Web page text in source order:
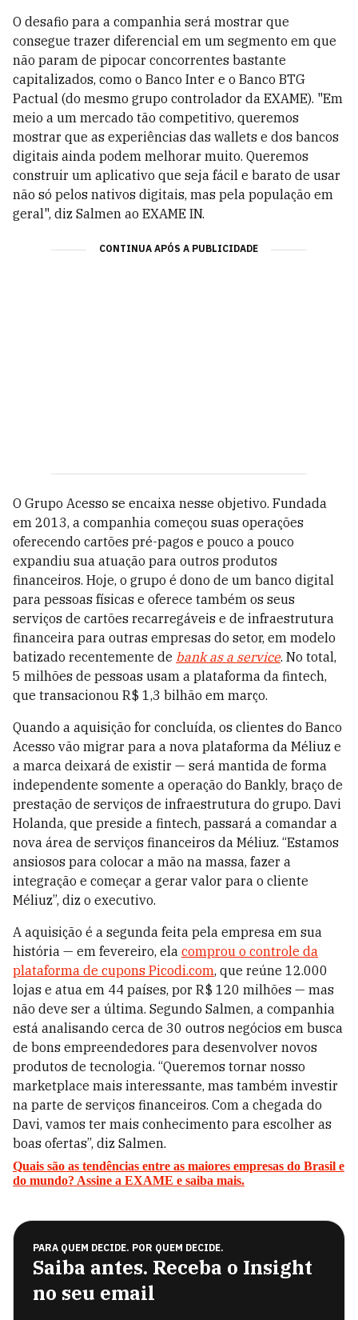
O desafio para a companhia será mostrar que
consegue trazer diferencial em um segmento em que
não param de pipocar concorrentes bastante
capitalizados, como o Banco Inter e o Banco BTG
Pactual (do mesmo grupo controlador da EXAME). "Em
meio a um mercado tão competitivo, queremos
mostrar que as experiências das wallets e dos bancos
digitais ainda podem melhorar muito. Queremos
construir um aplicativo que seja fácil e barato de usar
não só pelos nativos digitais, mas pela população em
geral", diz Salmen ao EXAME IN.
CONTINUA APÓS A PUBLICIDADE
O Grupo Acesso se encaixa nesse objetivo. Fundada
em 2013, a companhia começou suas operações
oferecendo cartões pré-pagos e pouco a pouco
expandiu sua atuação para outros produtos
financeiros. Hoje, o grupo é dono de um banco digital
para pessoas físicas e oferece também os seus
serviços de cartões recarregáveis e de infraestrutura
financeira para outras empresas do setor, em modelo
batizado recentemente de bank as a service. No total,
5 milhões de pessoas usam a plataforma da fintech,
que transacionou R$ 1,3 bilhão em março.
Quando a aquisição for concluída, os clientes do Banco
Acesso vão migrar para a nova plataforma da Méliuz e
a marca deixará de existir — será mantida de forma
independente somente a operação do Bankly, braço de
prestação de serviços de infraestrutura do grupo. Davi
Holanda, que preside a fintech, passará a comandar a
nova área de serviços financeiros da Méliuz. “Estamos
ansiosos para colocar a mão na massa, fazer a
integração e começar a gerar valor para o cliente
Méliuz”, diz o executivo.
A aquisição é a segunda feita pela empresa em sua
história — em fevereiro, ela comprou o controle da
plataforma de cupons Picodi.com, que reúne 12.000
lojas e atua em 44 países, por R$ 120 milhões — mas
não deve ser a última. Segundo Salmen, a companhia
está analisando cerca de 30 outros negócios em busca
de bons empreendedores para desenvolver novos
produtos de tecnologia. “Queremos tornar nosso
marketplace mais interessante, mas também investir
na parte de serviços financeiros. Com a chegada do
Davi, vamos ter mais conhecimento para escolher as
boas ofertas”, diz Salmen.
Quais são as tendências entre as maiores empresas do Brasil e
do mundo? Assine a EXAME e saiba mais.
PARA QUEM DECIDE. POR QUEM DECIDE.
Saiba antes. Receba o Insight
no seu email